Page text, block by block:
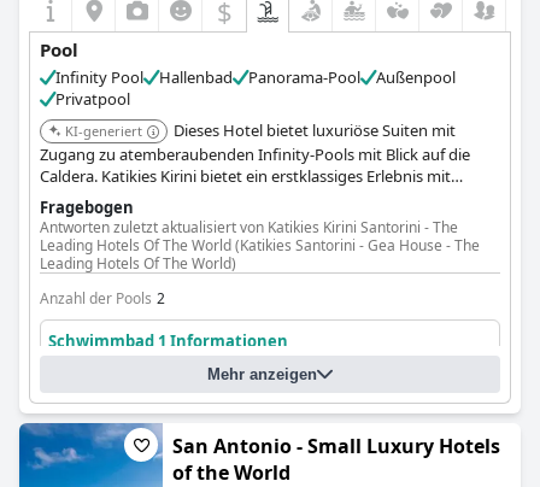
$
Pool
Infinity Pool Hallenbad Panorama-Pool
Außenpool
Privatpool
KI-generiert
Dieses Hotel bietet luxuriöse Suiten mit
Zugang zu atemberaubenden Infinity-Pools mit Blick auf die
Caldera. Katikies Kirini bietet ein erstklassiges Erlebnis mit
außergewöhnlichem Service und erstklassigen
Pooleinrichtungen.
Fragebogen
Antworten zuletzt aktualisiert von Katikies Kirini Santorini - The
Leading Hotels Of The World (Katikies Santorini - Gea House - The
Leading Hotels Of The World)
Anzahl der Pools 2
Schwimmbad 1 Informationen
Standort des Pools: Außenpool
Ist es ein spezieller Pool?
Infinity-Pool
Mehr anzeigen
San Antonio - Small Luxury Hotels
of the World